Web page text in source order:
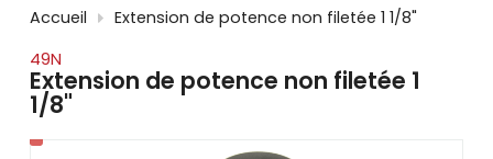
pour
résultat
de
Accueil
Extension de potence non filetée 1 1/8"
49N
Extension de potence non filetée 1
1/8"